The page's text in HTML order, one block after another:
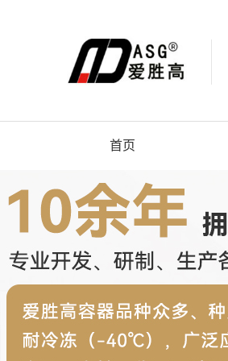
首页